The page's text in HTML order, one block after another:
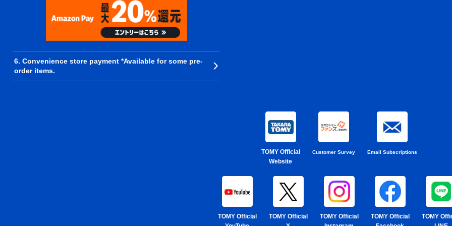
6. Convenience store payment *Available for some pre-
order items.
TOMY Official
Website
Customer Survey Email Subscriptions
TOMY Official
TOMY Official
TOMY Official
TOMY Official
TOMY